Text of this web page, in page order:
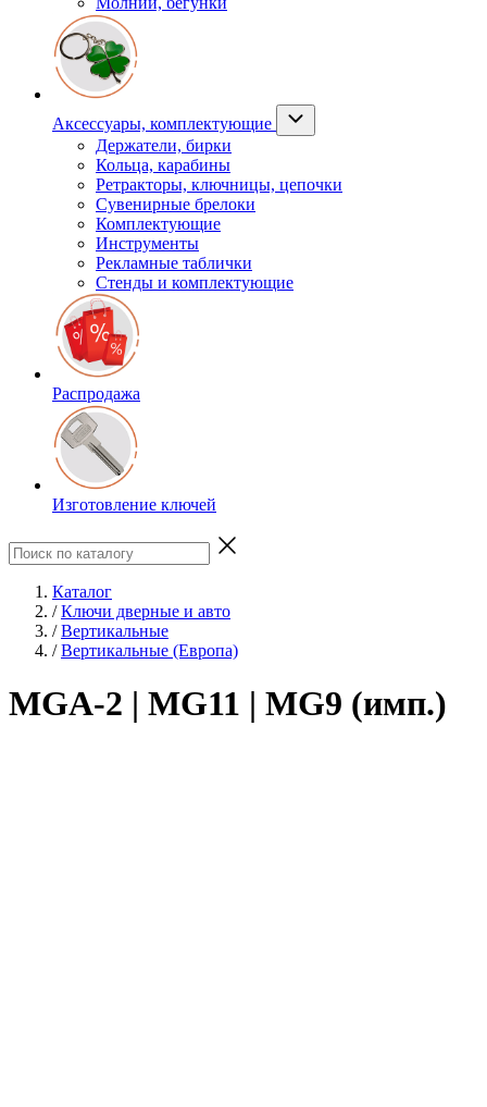
Аксессуары, комплектующие
Держатели, бирки
Кольца, карабины
Ретракторы, ключницы, цепочки
Сувенирные брелоки
Комплектующие
Инструменты
Рекламные таблички
Стенды и комплектующие
Распродажа
Изготовление ключей
Каталог
/ Ключи дверные и авто
/ Вертикальные
/ Вертикальные (Европа)
MGA-2 | MG11 | MG9 (имп.)